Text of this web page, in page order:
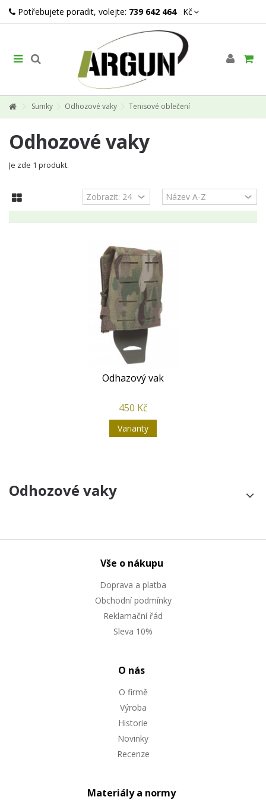
Potřebujete poradit, volejte: 739 642 464 Kč
Sumky Odhozové vaky Tenisové oblečení
Odhozové vaky
Je zde 1 produkt.
Odhazový vak
450 Kč
Varianty
Odhozové vaky
Vše o nákupu
Doprava a platba
Obchodní podmínky
Reklamační řád
Sleva 10%
O nás
O firmě
Výroba
Historie
Novinky
Recenze
Materiály a normy